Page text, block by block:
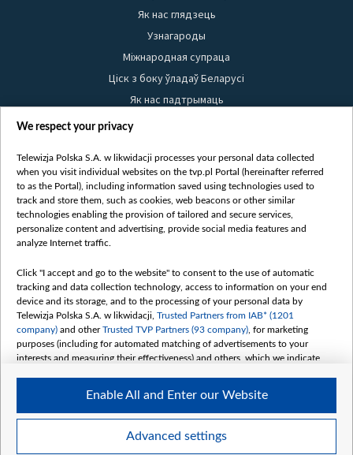
Як нас глядзець
Узнагароды
Міжнародная супраца
Ціск з боку ўладаў Беларусі
Як нас падтрымаць
Правілы выкарыстання матэрыялаў
Бяспека
Youtube
Белсат news
Белсат Shorts
Жэстачайшы мульт
Belsat English
Biełsat PL
Белсат Now
Белсат History
Белсат Music
Белсат Doc
My consents
We respect your privacy
Telewizja Polska S.A. w likwidacji processes your personal data collected
when you visit individual websites on the tvp.pl Portal (hereinafter referred
to as the Portal), including information saved using technologies used to
track and store them, such as cookies, web beacons or other similar
technologies enabling the provision of tailored and secure services,
personalize content and advertising, provide social media features and
analyze Internet traffic.
Click "I accept and go to the website" to consent to the use of automatic
tracking and data collection technology, access to information on your end
device and its storage, and to the processing of your personal data by
Telewizja Polska S.A. w likwidacji, Trusted Partners from IAB* (1201
company) and otherTrusted TVP Partners (93 company) , for marketing
purposes (including for automated matching of advertisements to your
interests and measuring their effectiveness) and others, which we indicate
The purposes of processing your data by TVP S.A. w likwidacji are as
follows:
Use limited data to select advertising
Advanced settings
Enable All and Enter our Website